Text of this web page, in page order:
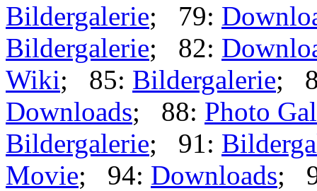
Bildergalerie; 79:
Bildergalerie; 82:
Wiki; 85: Bildergalerie;
Downloads; 88: Photo
Bildergalerie; 91:
Movie; 94: Downloads;